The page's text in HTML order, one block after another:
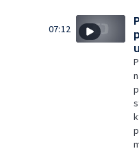
07:12